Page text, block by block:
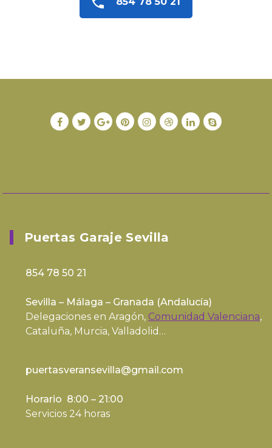
Puertas Garaje Sevilla
854 78 50 21
Sevilla – Málaga – Granada (Andalucía)
Delegaciones en Aragón, Comunidad Valenciana,
Cataluña, Murcia, Valladolid…
puertasveransevilla@gmail.com
Horario 8:00 – 21:00
Servicios 24 horas